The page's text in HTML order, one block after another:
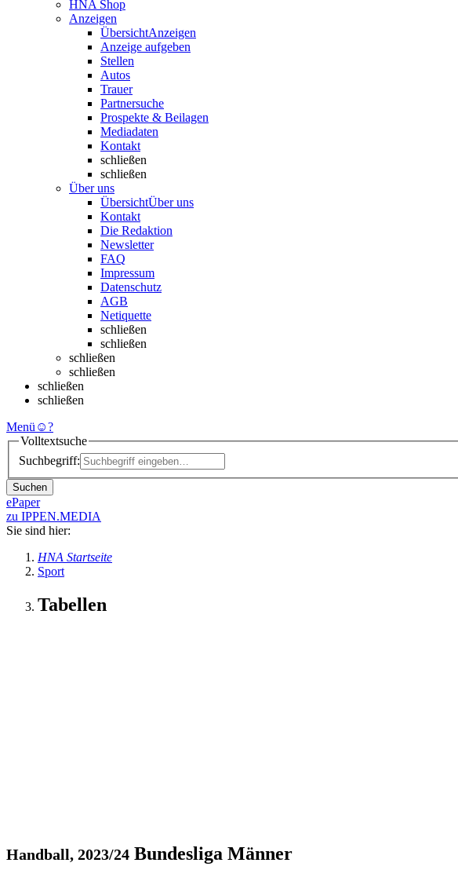
HNA Shop
Anzeigen
ÜbersichtAnzeigen
Anzeige aufgeben
Stellen
Autos
Trauer
Partnersuche
Prospekte & Beilagen
Mediadaten
Kontakt
schließen
schließen
Über uns
ÜbersichtÜber uns
Kontakt
Die Redaktion
Newsletter
FAQ
Impressum
Datenschutz
AGB
Netiquette
schließen
schließen
schließen
schließen
schließen
schließen
Menü ☺?
Volltextsuche
Suchbegriff:
Suchen
ePaper
zu IPPEN.MEDIA
Sie sind hier:
HNA Startseite
Sport
Tabellen
Handball, 2023/24 Bundesliga Männer